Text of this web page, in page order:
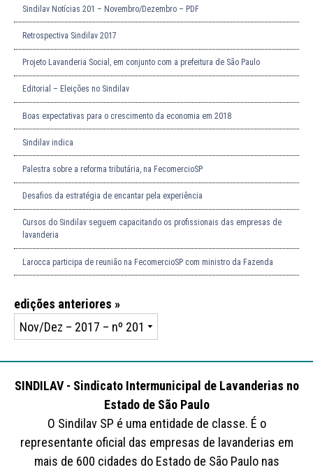
Sindilav Notícias 201 – Novembro/Dezembro – PDF
Retrospectiva Sindilav 2017
Projeto Lavanderia Social, em conjunto com a prefeitura de São Paulo
Editorial – Eleições no Sindilav
Boas expectativas para o crescimento da economia em 2018
Sindilav indica
Palestra sobre a reforma tributária, na FecomercioSP
Desafios da estratégia de encantar pela experiência
Cursos do Sindilav seguem capacitando os profissionais das empresas de
lavanderia
Larocca participa de reunião na FecomercioSP com ministro da Fazenda
edições anteriores »
SINDILAV - Sindicato Intermunicipal de Lavanderias no
Estado de São Paulo
O Sindilav SP é uma entidade de classe. É o
representante oficial das empresas de lavanderias em
mais de 600 cidades do Estado de São Paulo nas